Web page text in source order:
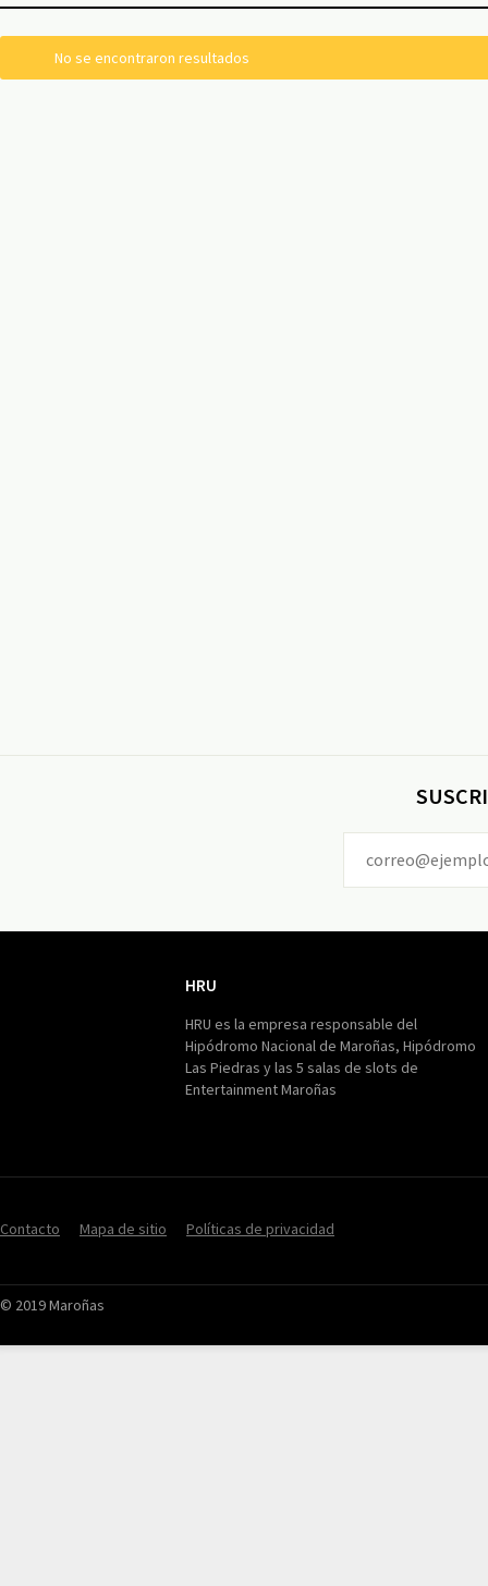
No se encontraron resultados
HRU
HRU es la empresa responsable del
Hipódromo Nacional de Maroñas, Hipódromo
Las Piedras y las 5 salas de slots de
Entertainment Maroñas
Contacto Mapa de sitio Políticas de privacidad
© 2019 Maroñas